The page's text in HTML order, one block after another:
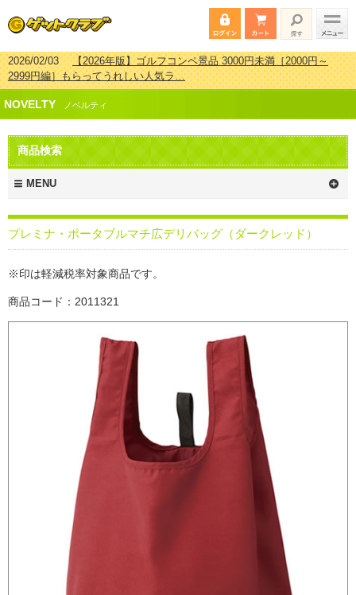
2026/02/03【2026年版】ゴルフコンペ景品 3000円未満［2000円～
2999円編］もらってうれしい人気ラ…
2026/07/15【2026年版】ビンゴゲーム景品おすすめ金額別人気ランキ
ング 更新しました！
2026/04/03【2026年版】ゴルフコンペ景品 3000円未満［2000円～
2999円編］もらってうれしい人気ラ…
2026/02/16
新しました！
NOVELTY ノベルティ
商品検索
MENU
プレミナ・ポータブルマチ広デリバッグ（ダークレッド）
※印は軽減税率対象商品です。
商品コード：2011321